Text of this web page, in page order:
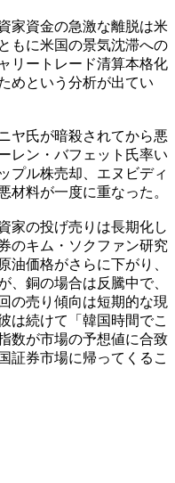
家資金の急激な離脱は米
もに米国の景気沈滞への
リートレード清算本格化
めという分析が出てい
ヤ氏が暗殺されてから悪
レン・バフェット氏率い
プル株売却、エヌビディ
材料が一度に重なった。
家の投げ売りは長期化し
のキム・ソクファン研究
油価格がさらに下がり、
、銅の場合は反騰中で、
の売り傾向は短期的な現
は続けて「韓国時間でこ
数が市場の予想値に合致
証券市場に帰ってくるこ